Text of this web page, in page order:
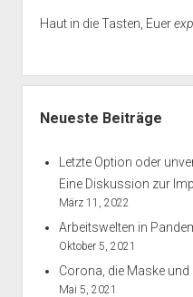
Haut in die Tasten, Euer
Neueste Beiträge
Letzte Option oder
Eine Diskussion zur
März 11, 2022
Arbeitswelten in
Oktober 5, 2021
Corona, die Maske und
Mai 5, 2021